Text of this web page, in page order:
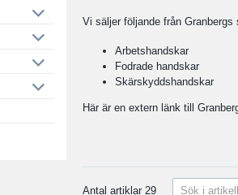
Vi säljer följande från Granbergs
Arbetshandskar
Fodrade handskar
Skärskyddshandskar
Här är en extern länk till
Antal artiklar 29